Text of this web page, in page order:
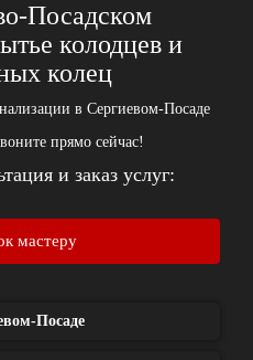
Посадском
колодцев и
колец
в Сергиевом-Посаде
прямо сейчас!
и заказ услуг:
мастеру
Посаде